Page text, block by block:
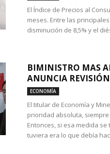
El Índice de Precios al
meses. Entre las
disminución de 8,5% y el
BIMINISTRO MAS
ANUNCIA
ECONOMÍA
El titular de Economía y
prioridad absoluta,
Entonces, si esa medida
tuviera era lo que debía